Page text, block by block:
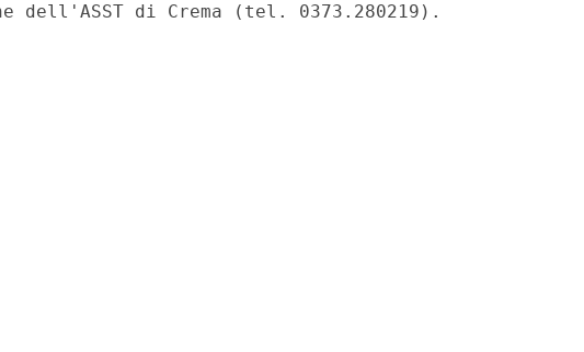
dell'ASST di Crema (tel. 0373.280219).